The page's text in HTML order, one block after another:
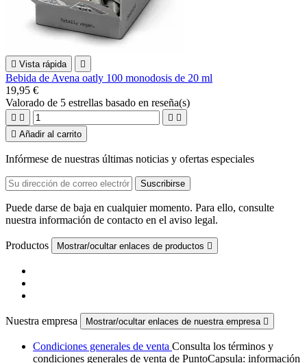
 Vista rápida 
Bebida de Avena oatly 100 monodosis de 20 ml
19,95 €
Valorado de 5 estrellas basado en reseña(s)
   
 Añadir al carrito
Infórmese de nuestras últimas noticias y ofertas especiales
Puede darse de baja en cualquier momento. Para ello, consulte
nuestra información de contacto en el aviso legal.
Productos Mostrar/ocultar enlaces de productos 
Nuestra empresa Mostrar/ocultar enlaces de nuestra empresa 
Condiciones generales de venta Consulta los términos y
condiciones generales de venta de PuntoCapsula: información